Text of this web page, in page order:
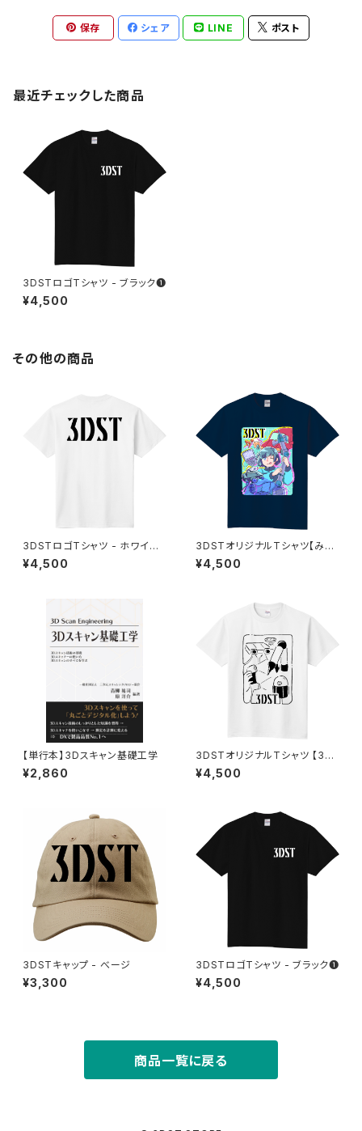
保存 シェア LINE ポスト
最近チェックした商品
3DSTロゴTシャツ - ブラック❶
¥4,500
その他の商品
3DSTロゴTシャツ - ホワイト
②
¥4,500
3DSTオリジナルTシャツ【みっ
ちゃん】インディゴ
¥4,500
【単行本】3Dスキャン基礎工学
¥2,860
3DSTオリジナルTシャツ 【3D
Scanners】ホワイト
¥4,500
3DSTキャップ - べージ
¥3,300
3DSTロゴTシャツ - ブラック❶
¥4,500
商品一覧に戻る